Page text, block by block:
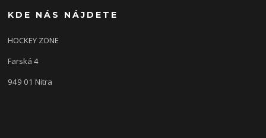
KDE NÁS NÁJDETE
HOCKEY ZONE
Farská 4
949 01 Nitra